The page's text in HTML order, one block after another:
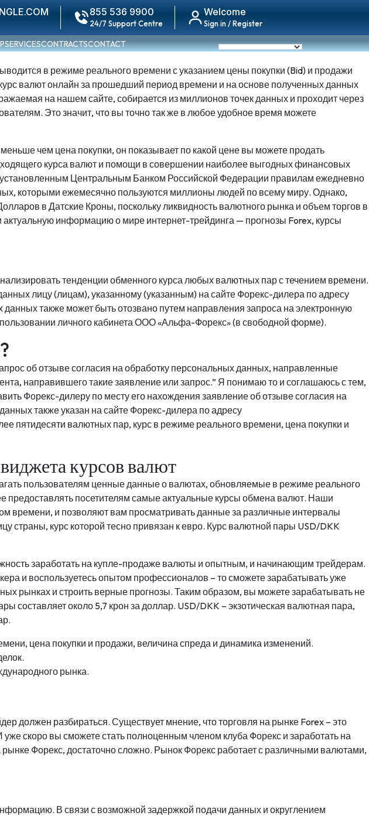
855 536 9900
24/7 Support Centre
Welcome
Sign in / Register
SERVICESCONTRACTSCONTACT
в режиме реального времени с указанием цены покупки (Bid) и продажи
валют онлайн за прошедший период времени и на основе полученных данных
на нашем сайте, собирается из миллионов точек данных и проходит через
Это значит, что вы точно так же в любое удобное время можете
чем цена покупки, он показывает по какой цене вы можете продать
курса валют и помощи в совершении наиболее выгодных финансовых
Центральным Банком Российской Федерации правилам ежедневно
которыми ежемесячно пользуются миллионы людей по всему миру. Однако,
в Датские Кроны, поскольку ликвидность валютного рынка и объем торгов в
информацию о мире интернет-трейдинга — прогнозы Forex, курсы
тенденции обменного курса любых валютных пар с течением времени.
лицу (лицам), указанному (указанным) на сайте Форекс-дилера по адресу
также может быть отозвано путем направления запроса на электронную
личного кабинета ООО «Альфа-Форекс» (в свободной форме).
об отзыве согласия на обработку персональных данных, направленные
направившего такие заявление или запрос.” Я понимаю то и соглашаюсь с тем,
Форекс-дилеру по месту его нахождения заявление об отзыве согласия на
также указан на сайте Форекс-дилера по адресу
пятидесяти валютных пар, курс в режиме реального времени, цена покупки и
курсов валют
пользователям ценные данные о валютах, обновляемые в режиме реального
посетителям самые актуальные курсы обмена валют. Наши
и позволяют вам просматривать данные за различные интервалы
курс которой тесно привязан к евро. Курс валютной пары USD/DKK
заработать на купле-продаже валюты и опытным, и начинающим трейдерам.
и воспользуетесь опытом профессионалов – то сможете зарабатывать уже
рынках и строить верные прогнозы. Таким образом, вы можете зарабатывать не
около 5,7 крон за доллар. USD/DKK – экзотическая валютная пара,
цена покупки и продажи, величина спреда и динамика изменений.
рынка.
должен разбираться. Существует мнение, что торговля на рынке Forex – это
скоро вы сможете стать полноценным членом клуба Форекс и заработать на
Форекс, достаточно сложно. Рынок Форекс работает с различными валютами,
В связи с возможной задержкой подачи данных и округлением